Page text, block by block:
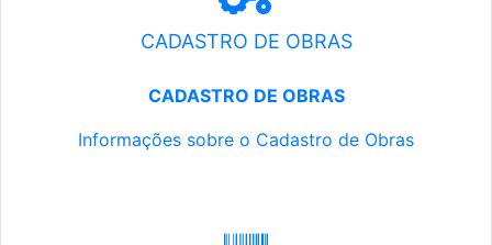
CADASTRO DE OBRAS
CADASTRO DE OBRAS
Informações sobre o Cadastro de Obras